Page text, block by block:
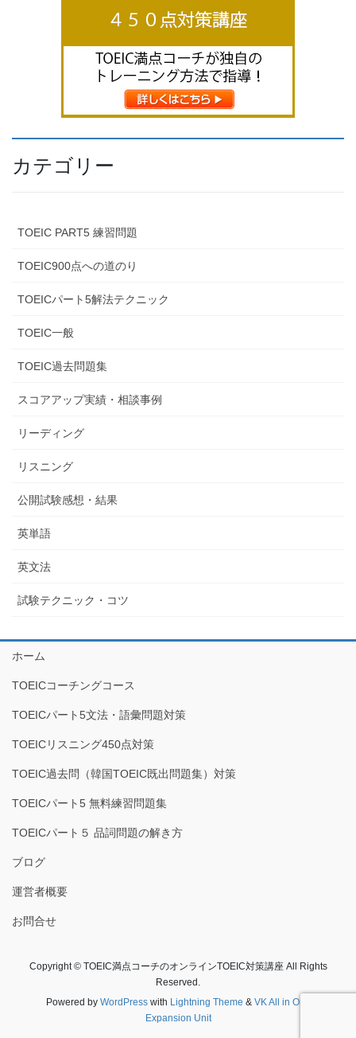
カテゴリー
TOEIC PART5 練習問題
TOEIC900点への道のり
TOEICパート5解法テクニック
TOEIC一般
TOEIC過去問題集
スコアアップ実績・相談事例
リーディング
リスニング
公開試験感想・結果
英単語
英文法
試験テクニック・コツ
ホーム
TOEICコーチングコース
TOEICパート5文法・語彙問題対策
TOEICリスニング450点対策
TOEIC過去問（韓国TOEIC既出問題集）対策
TOEICパート5 無料練習問題集
TOEICパート５ 品詞問題の解き方
ブログ
運営者概要
お問合せ
Copyright © TOEIC満点コーチのオンラインTOEIC対策講座 All Rights
Reserved.
Powered by WordPresswith Lightning Theme & VK All in One
Expansion Unit